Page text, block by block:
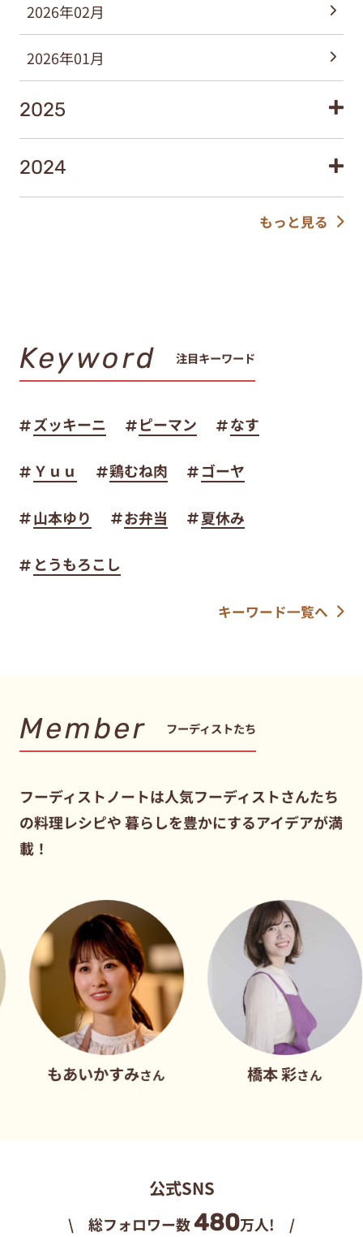
2026年02月
2026年01月
2025
2024
もっと見る
Keyword 注目キーワード
ズッキーニ ピーマン なす
Ｙｕｕ 鶏むね肉 ゴーヤ
山本ゆり お弁当 夏休み
とうもろこし
キーワード一覧へ
Member フーディストたち
フーディストノートは人気フーディストさんたち
の料理レシピや暮らしを豊かにするアイデアが満
載！
あいかすみさん さん
公式SNS
\ 総フォロワー数480万人! /